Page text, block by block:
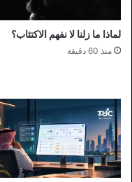
لماذا ما زلنا لا نفهم الاكتئاب؟
منذ 60 دقيقة